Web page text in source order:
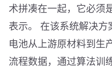
术拼凑在一起，它必须
表示。 在该系统解决
电池从上游原材料到生
流程数据，通过算法训